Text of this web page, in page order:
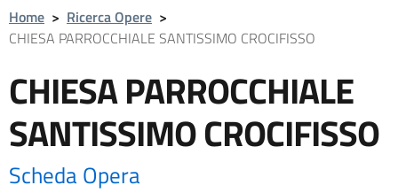
Home > Ricerca Opere >
CHIESA PARROCCHIALE SANTISSIMO CROCIFISSO
CHIESA PARROCCHIALE
SANTISSIMO CROCIFISSO
Scheda Opera